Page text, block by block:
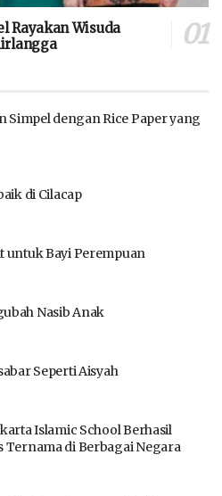
Rayakan Wisuda
Simpel dengan Rice Paper yang
di Cilacap
untuk Bayi Perempuan
Nasib Anak
Seperti Aisyah
Islamic School Berhasil
Ternama di Berbagai Negara